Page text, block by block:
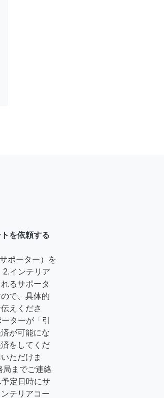
を依頼する
ポーター）を
2.インテリア
るサポータ
で、具体的
えくださ
ターが「引
が可能にな
をしてくだ
ただけま
局までご連絡
定日時にサ
テリアコー